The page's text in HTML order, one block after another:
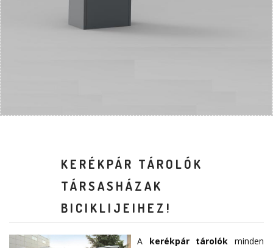
KERÉKPÁR TÁROLÓK
TÁRSASHÁZAK
BICIKLIJEIHEZ!
A kerékpár tárolók minden